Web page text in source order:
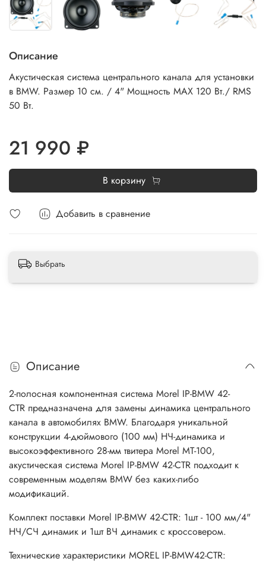
Добавить в сравнение
Описание
Акустическая система центрального канала для установки
в BMW. Размер 10 см. / 4" Мощность MAX 120 Вт./ RMS
50 Вт.
21 990 ₽
В корзину
Выбрать
Описание
2-полосная компонентная система Morel IP-BMW 42-
CTR предназначена для замены динамика центрального
канала в автомобилях BMW. Благодаря уникальной
конструкции 4-дюймового (100 мм) НЧ-динамика и
высокоэффективного 28-мм твитера Morel MT-100,
акустическая система Morel IP-BMW 42-CTR подходит к
современным моделям BMW без каких-либо
модификаций.
Комплект поставки Morel IP-BMW 42-CTR: 1шт - 100 мм/4"
НЧ/СЧ динамик и 1шт ВЧ динамик с кроссовером.
Технические характеристики MOREL IP-BMW42-CTR: